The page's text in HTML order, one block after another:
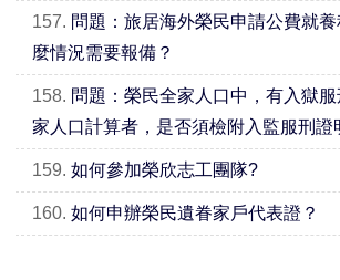
157. 問題：旅居海外榮民申請公費就
麼情況需要報備？
158. 問題：榮民全家人口中，有入獄
家人口計算者，是否須檢附入監服刑證
159. 如何參加榮欣志工團隊?
160. 如何申辦榮民遺眷家戶代表證？